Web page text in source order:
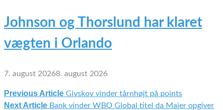
Johnson og Thorslund har klaret
vægten i Orlando
7. august 20268. august 2026
Indlægsnavigation
Previous Article Givskov vinder tårnhøjt på points
Next Article Bank vinder WBO Global titel da Maier opgiver